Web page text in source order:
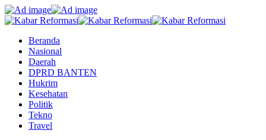
Beranda
Nasional
Daerah
DPRD BANTEN
Hukrim
Kesehatan
Politik
Tekno
Travel